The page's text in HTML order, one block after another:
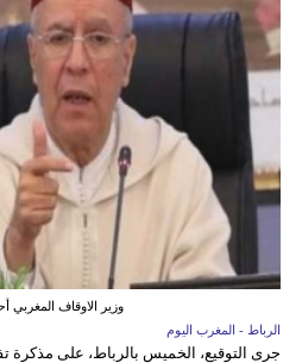
وزير الاوقاف المغربي
الرباط - المغرب اليوم
جرى التوقيع، الخميس بالرباط، على مذكرة